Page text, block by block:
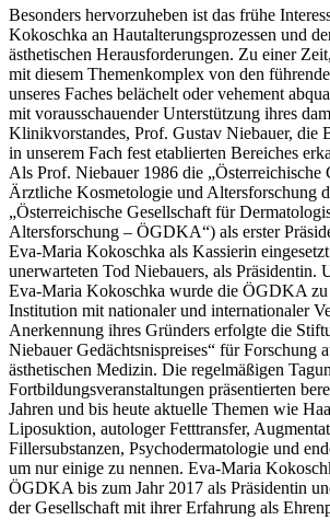
Besonders hervorzuheben ist das frühe
Kokoschka an Hautalterungsprozessen und
ästhetischen Herausforderungen. Zu einer
mit diesem Themenkomplex von den
unseres Faches belächelt oder vehement
mit vorausschauender Unterstützung ihres
Klinikvorstandes, Prof. Gustav Niebauer, die
in unserem Fach fest etablierten Bereiches
Als Prof. Niebauer 1986 die „Österreichische
Ärztliche Kosmetologie und Altersforschung
„Österreichische Gesellschaft für
Altersforschung – ÖGDKA“) als erster
Eva-Maria Kokoschka als Kassierin
unerwarteten Tod Niebauers, als Präsidentin.
Eva-Maria Kokoschka wurde die ÖGDKA zu
Institution mit nationaler und internationaler
Anerkennung ihres Gründers erfolgte die
Niebauer Gedächtsnispreises“ für Forschung
ästhetischen Medizin. Die regelmäßigen
Fortbildungsveranstaltungen präsentierten
Jahren und bis heute aktuelle Themen wie
Liposuktion, autologer Fetttransfer,
Fillersubstanzen, Psychodermatologie und
um nur einige zu nennen. Eva-Maria
ÖGDKA bis zum Jahr 2017 als Präsidentin
der Gesellschaft mit ihrer Erfahrung als